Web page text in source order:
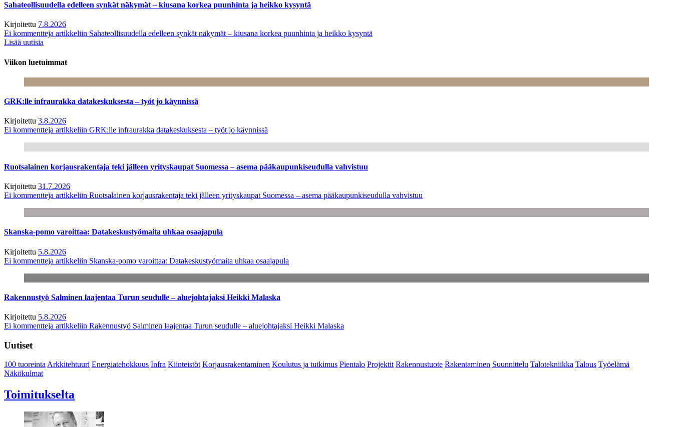
Sahateollisuudella edelleen synkät näkymät – kiusana korkea puunhinta ja heikko kysyntä
Kirjoitettu 7.8.2026
Ei kommentteja artikkeliin Sahateollisuudella edelleen synkät näkymät – kiusana korkea puunhinta ja heikko kysyntä
Lisää uutisia
Viikon luetuimmat
GRK:lle infraurakka datakeskuksesta – työt jo käynnissä
Kirjoitettu 3.8.2026
Ei kommentteja artikkeliin GRK:lle infraurakka datakeskuksesta – työt jo käynnissä
Ruotsalainen korjausrakentaja teki jälleen yrityskaupat Suomessa – asema pääkaupunkiseudulla vahvistuu
Kirjoitettu 31.7.2026
Ei kommentteja artikkeliin Ruotsalainen korjausrakentaja teki jälleen yrityskaupat Suomessa – asema pääkaupunkiseudulla vahvistuu
Skanska-pomo varoittaa: Datakeskustyömaita uhkaa osaajapula
Kirjoitettu 5.8.2026
Ei kommentteja artikkeliin Skanska-pomo varoittaa: Datakeskustyömaita uhkaa osaajapula
Rakennustyö Salminen laajentaa Turun seudulle – aluejohtajaksi Heikki Malaska
Kirjoitettu 5.8.2026
Ei kommentteja artikkeliin Rakennustyö Salminen laajentaa Turun seudulle – aluejohtajaksi Heikki Malaska
Uutiset
100 tuoreintaArkkitehtuuri Energiatehokkuus Infra Kiinteistöt Korjausrakentaminen Koulutus ja tutkimus Pientalo Projektit Rakennustuote Rakentaminen Suunnittelu Talotekniikka Talous Työelämä
Näkökulmat
Toimitukselta